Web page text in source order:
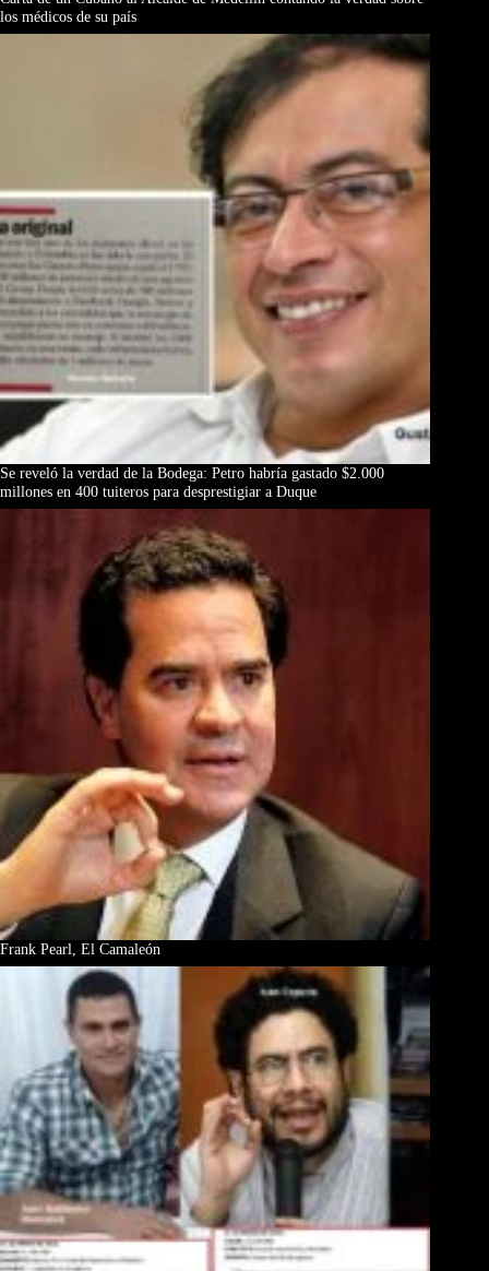
los médicos de su país
Se reveló la verdad de la Bodega: Petro habría gastado $2.000
millones en 400 tuiteros para desprestigiar a Duque
Frank Pearl, El Camaleón